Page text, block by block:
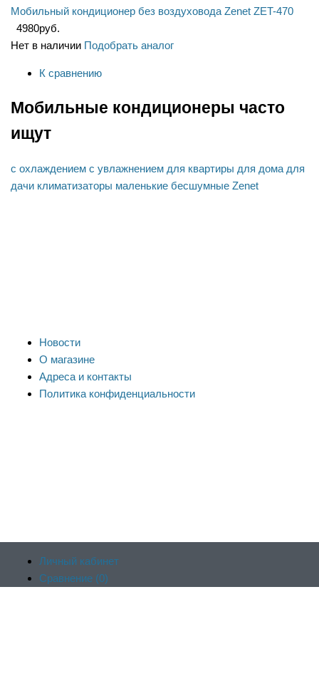
Мобильный кондиционер без воздуховода Zenet ZET-470
4980руб.
Нет в наличии Подобрать аналог
К сравнению
Мобильные кондиционеры часто
ищут
с охлаждением с увлажнением для квартиры для дома для
дачи климатизаторы маленькие бесшумные Zenet
Новости
О магазине
Адреса и контакты
Политика конфиденциальности
Личный кабинет
Сравнение (0)